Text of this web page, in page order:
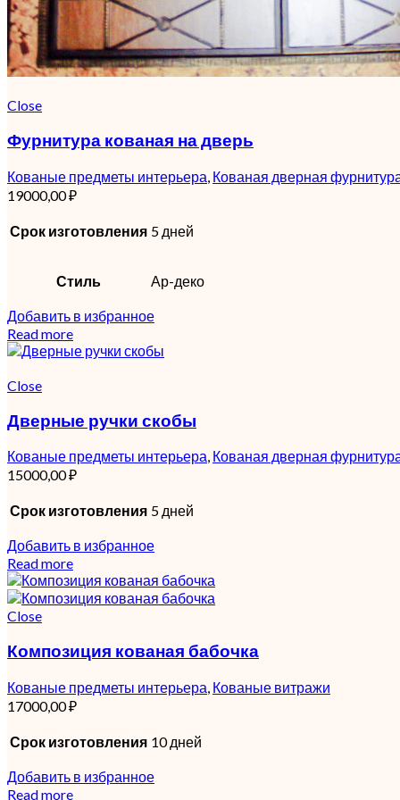
Close
Фурнитура кованая на дверь
Кованые предметы интерьера, Кованая дверная
19000,00₽
Срок изготовления 5 дней
Стиль Ар-деко
Добавить в избранное
Read more
Close
Дверные ручки скобы
Кованые предметы интерьера, Кованая дверная
15000,00₽
Срок изготовления 5 дней
Добавить в избранное
Read more
Close
Композиция кованая бабочка
Кованые предметы интерьера Кованые витражи
17000,00₽
Срок изготовления 10 дней
Добавить в избранное
Read more